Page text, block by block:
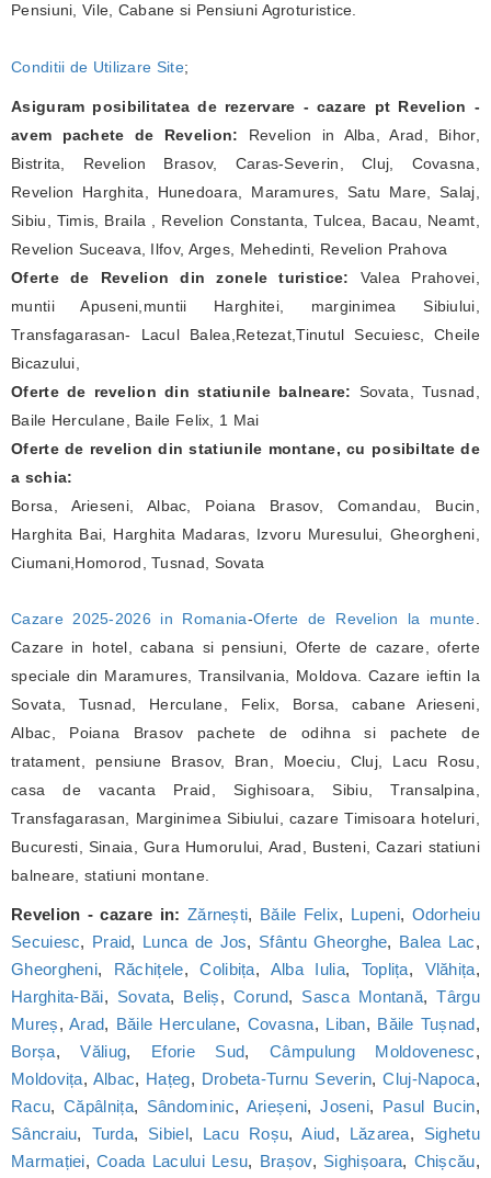
Pensiuni, Vile, Cabane si Pensiuni Agroturistice.
Conditii de Utilizare Site;
Asiguram posibilitatea de rezervare - cazare pt Revelion -
avem pachete de Revelion: Revelion in Alba, Arad, Bihor,
Bistrita, Revelion Brasov, Caras-Severin, Cluj, Covasna,
Revelion Harghita, Hunedoara, Maramures, Satu Mare, Salaj,
Sibiu, Timis, Braila , Revelion Constanta, Tulcea, Bacau, Neamt,
Revelion Suceava, Ilfov, Arges, Mehedinti, Revelion Prahova
Oferte de Revelion din zonele turistice: Valea Prahovei,
muntii Apuseni,muntii Harghitei, marginimea Sibiului,
Transfagarasan- Lacul Balea,Retezat,Tinutul Secuiesc, Cheile
Bicazului,
Oferte de revelion din statiunile balneare: Sovata, Tusnad,
Baile Herculane, Baile Felix, 1 Mai
Oferte de revelion din statiunile montane, cu posibiltate de
a schia:
Borsa, Arieseni, Albac, Poiana Brasov, Comandau, Bucin,
Harghita Bai, Harghita Madaras, Izvoru Muresului, Gheorgheni,
Ciumani,Homorod, Tusnad, Sovata
Cazare 2025-2026 in Romania-Oferte de Revelion la munte
Cazare in hotel, cabana si pensiuni, Oferte de cazare, oferte
speciale din Maramures, Transilvania, Moldova. Cazare ieftin la
Sovata, Tusnad, Herculane, Felix, Borsa, cabane Arieseni,
Albac, Poiana Brasov pachete de odihna si pachete de
tratament, pensiune Brasov, Bran, Moeciu, Cluj, Lacu Rosu,
casa de vacanta Praid, Sighisoara, Sibiu, Transalpina,
Transfagarasan, Marginimea Sibiului, cazare Timisoara hoteluri,
Bucuresti, Sinaia, Gura Humorului, Arad, Busteni, Cazari statiuni
balneare, statiuni montane.
Revelion - cazare in: Zărnești, Băile Felix, Lupeni, Odorheiu
Secuiesc, Praid, Lunca de Jos, Sfântu Gheorghe, Balea Lac,
Gheorgheni, Răchițele,Colibița, Alba Iulia, Toplița, Vlăhița,
Harghita-Băi, Sovata, Beliș,Corund, Sasca Montană,Târgu
Mureș, Arad, Băile Herculane, Covasna, Liban, Băile Tușnad,
Borșa,Văliug, Eforie Sud,Câmpulung Moldovenesc,
Moldovița, Albac, Hațeg, Drobeta-Turnu Severin,Cluj-Napoca,
Racu,Căpâlnița, Sândominic, Arieșeni,Joseni, Pasul Bucin,
Sâncraiu, Turda, Sibiel, Lacu Roșu,Aiud, Lăzarea, Sighetu
Marmației,Coada Lacului Lesu, Brașov, Sighișoara, Chișcău,